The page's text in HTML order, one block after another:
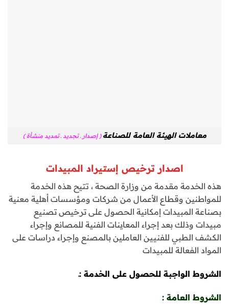
معاملات الهيئة العامة للصناعة ( إصدار ـ تجديد ـ تمديد منشأة )
اصدار ترخيص إستيراد المبيدات
هذه الخدمة مقدمة من وزارة الصحة ، تتيح هذه الخدمة
للمواطنين وقطاع الأعمال من شركات ومؤسسات أهلية معنية
بصناعة المبيدات إمكانية الحصول على ترخيص تصنيع
مبيدات وذلك بعد إجراء المعاينات الفنية للمصانع وإجراء
الكشف الطبي للفنيين العاملين بالمصنع وإجراء دراسات على
المواد الفعالة للمبيدات
الشروط الواجبة للحصول على الخدمة :ـ
الشروط العامة :